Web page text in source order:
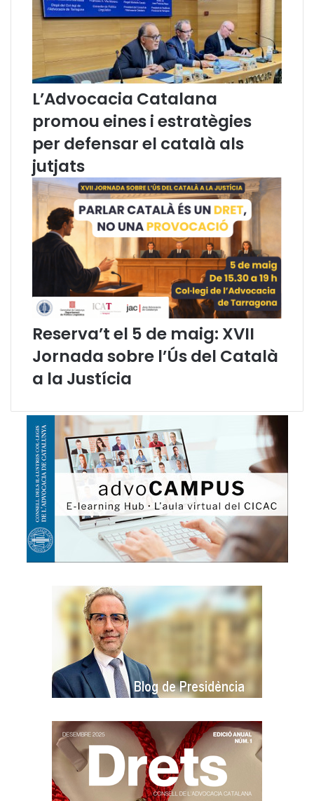
C
s
e
l
d
l
’
A
d
o
c
a
C
t
a
a
L’Advocacia Catalana
promou eines i estratègies
per defensar el català als
jutjats
Reserva’t el 5 de maig: XVII
Jornada sobre l’Ús del Català
a la Justícia